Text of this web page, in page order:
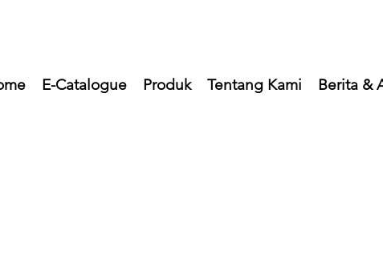
E-Catalogue Produk Tentang Kami Berita &